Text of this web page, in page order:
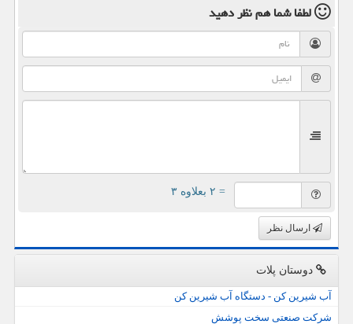
لطفا شما همنظر دهید
= ۲ بعلاوه ۳
ارسال نظر
دوستان پلات
آب شیرین کن - دستگاه آب شیرین کن
شرکت صنعتی سخت پوشش